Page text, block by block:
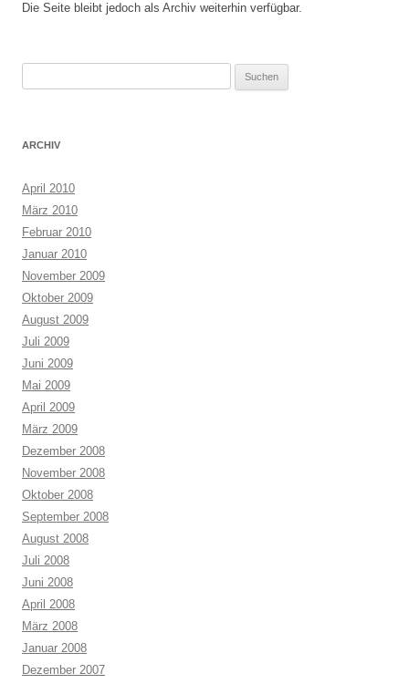
Die Seite bleibt jedoch als Archiv weiterhin verfügbar.
ARCHIV
April 2010
März 2010
Februar 2010
Januar 2010
November 2009
Oktober 2009
August 2009
Juli 2009
Juni 2009
Mai 2009
April 2009
März 2009
Dezember 2008
November 2008
Oktober 2008
September 2008
August 2008
Juli 2008
Juni 2008
April 2008
März 2008
Januar 2008
Dezember 2007